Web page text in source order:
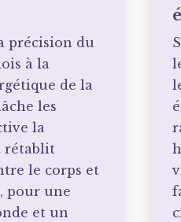
précision du
à la
de la
les
la
rétablit
le corps et
pour une
et un